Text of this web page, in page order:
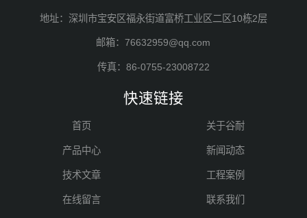
地址：深圳市宝安区福永街道富桥工业区二区10栋2层
邮箱：76632959@qq.com
传真：86-0755-23008722
快速链接
首页 关于谷耐
产品中心 新闻动态
技术文章 工程案例
在线留言 联系我们